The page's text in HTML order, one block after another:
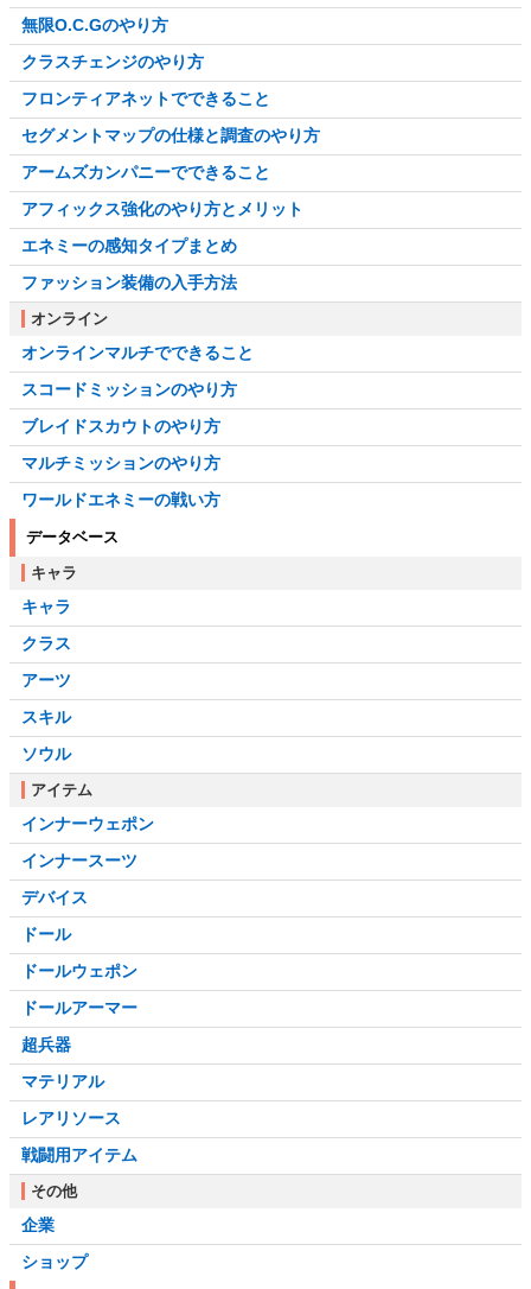
無限O.C.Gのやり方
クラスチェンジのやり方
フロンティアネットでできること
セグメントマップの仕様と調査のやり方
アームズカンパニーでできること
アフィックス強化のやり方とメリット
エネミーの感知タイプまとめ
ファッション装備の入手方法
オンライン
オンラインマルチでできること
スコードミッションのやり方
ブレイドスカウトのやり方
マルチミッションのやり方
ワールドエネミーの戦い方
データベース
キャラ
キャラ
クラス
アーツ
スキル
ソウル
アイテム
インナーウェポン
インナースーツ
デバイス
ドール
ドールウェポン
ドールアーマー
超兵器
マテリアル
レアリソース
戦闘用アイテム
その他
企業
ショップ